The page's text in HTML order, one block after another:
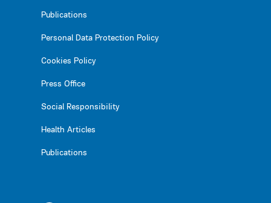
Publications
Personal Data Protection Policy
Cookies Policy
Press Office
Social Responsibility
Health Articles
Publications